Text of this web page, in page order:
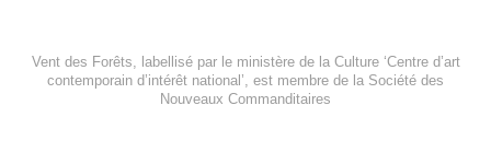
Vent des Forêts, labellisé par le ministère de la Culture ‘Centre d’art
contemporain d’intérêt national’, est membre de la Société des
Nouveaux Commanditaires